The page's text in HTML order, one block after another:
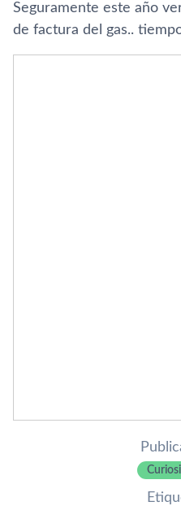
Seguramente este año
de factura del gas..